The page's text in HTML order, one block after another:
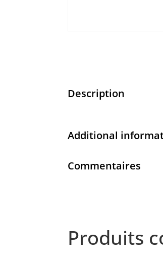
Description
Additional
Commentaires
Produits